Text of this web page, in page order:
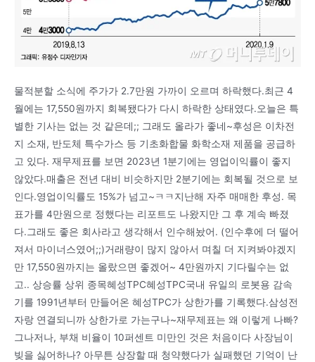
물적분할 소식에 주가가 2.7만원 가까이 오르며 하락했다.최근 4
월에는 17,550원까지 회복됐다가 다시 하락한 상태였다.오늘은 특
별한 기사는 없는 것 같은데;; 그래도 올라가 좋네~후성은 이차전
지 소재, 반도체 특수가스 등 기초화합물 화학소재 제품을 공급하
고 있다. 재무제표를 보면 2023년 1분기에는 영업이익률이 좋지
않았다.매출은 전년 대비 비슷하지만 2분기에는 회복될 것으로 보
인다.영업이익률도 15%가 넘고~ㅋㅋ지난해 자주 매매한 후성. 목
표가를 4만원으로 정했다는 리포트도 나왔지만 그 후 계속 빠졌
다.그래도 좋은 회사라고 생각해서 인수해놨어. (인수후에 더 떨어
져서 마이너스였어;;)거래량이 많지 않아서 며칠 더 지켜봐야겠지
만 17,550원까지는 올랐으면 좋겠어~ 4만원까지 기다릴수는 없
고.. 상승률 상위 종목혜성TPC혜성TPC국내 유일의 로봇용 감속
기를 1991년부터 만들어온 혜성TPC가 상한가를 기록했다.삼성전
자랑 연결되니까 상한가로 가는구나~재무제표는 왜 이렇게 나빠?
그나저나, 부채 비율이 10퍼센트 미만인 것은 처음이다 사장님이
빚을 싫어하나? 아무튼 상장할 때 청약했다가 실패했던 기억이 난